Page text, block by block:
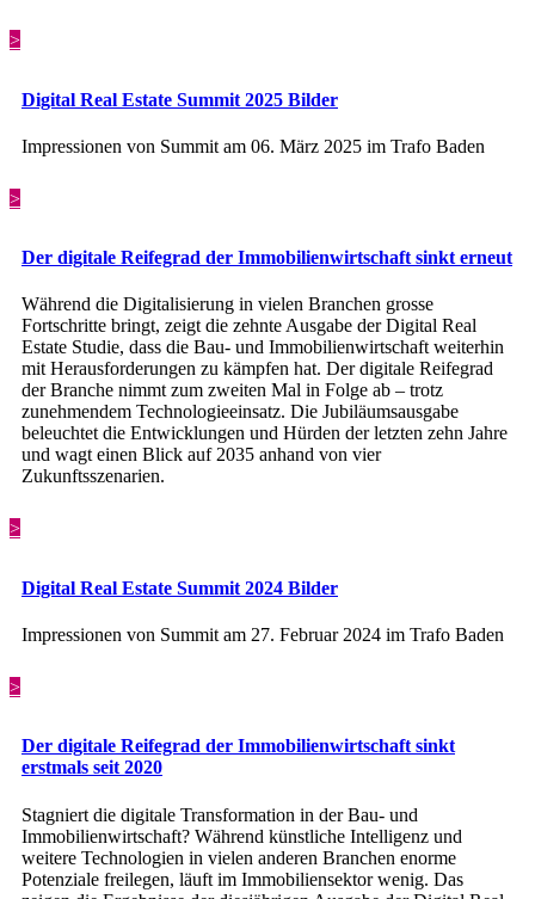
>
Digital Real Estate Summit 2025 Bilder
Impressionen von Summit am 06. März 2025 im Trafo Baden
>
Der digitale Reifegrad der Immobilienwirtschaft sinkt erneut
Während die Digitalisierung in vielen Branchen grosse
Fortschritte bringt, zeigt die zehnte Ausgabe der Digital Real
Estate Studie, dass die Bau- und Immobilienwirtschaft weiterhin
mit Herausforderungen zu kämpfen hat. Der digitale Reifegrad
der Branche nimmt zum zweiten Mal in Folge ab – trotz
zunehmendem Technologieeinsatz. Die Jubiläumsausgabe
beleuchtet die Entwicklungen und Hürden der letzten zehn Jahre
und wagt einen Blick auf 2035 anhand von vier
Zukunftsszenarien.
>
Digital Real Estate Summit 2024 Bilder
Impressionen von Summit am 27. Februar 2024 im Trafo Baden
>
Der digitale Reifegrad der Immobilienwirtschaft sinkt
erstmals seit 2020
Stagniert die digitale Transformation in der Bau- und
Immobilienwirtschaft? Während künstliche Intelligenz und
weitere Technologien in vielen anderen Branchen enorme
Potenziale freilegen, läuft im Immobiliensektor wenig. Das